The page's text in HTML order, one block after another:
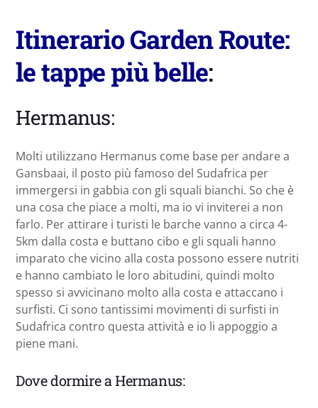
Itinerario Garden Route:
le tappe più belle:
Hermanus:
Molti utilizzano Hermanus come base per andare a
Gansbaai, il posto più famoso del Sudafrica per
immergersi in gabbia con gli squali bianchi. So che è
una cosa che piace a molti, ma io vi inviterei a non
farlo. Per attirare i turisti le barche vanno a circa 4-
5km dalla costa e buttano cibo e gli squali hanno
imparato che vicino alla costa possono essere nutriti
e hanno cambiato le loro abitudini, quindi molto
spesso si avvicinano molto alla costa e attaccano i
surfisti. Ci sono tantissimi movimenti di surfisti in
Sudafrica contro questa attività e io li appoggio a
piene mani.
Dove dormire a Hermanus: